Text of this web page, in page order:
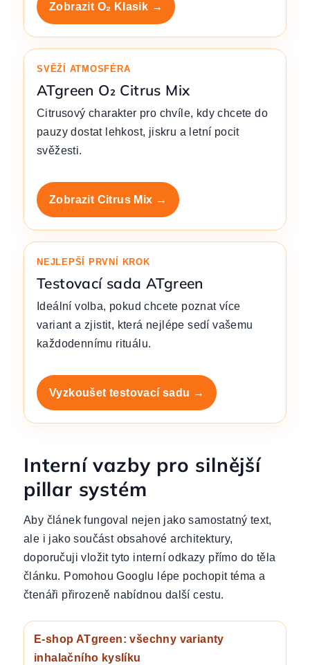
Zobrazit O₂ Klasik →
SVĚŽÍ ATMOSFÉRA
ATgreen O₂ Citrus Mix
Citrusový charakter pro chvíle, kdy chcete do
pauzy dostat lehkost, jiskru a letní pocit
svěžesti.
Zobrazit Citrus Mix →
NEJLEPŠÍ PRVNÍ KROK
Testovací sada ATgreen
Ideální volba, pokud chcete poznat více
variant a zjistit, která nejlépe sedí vašemu
každodennímu rituálu.
Vyzkoušet testovací sadu →
Interní vazby pro silnější
pillar systém
Aby článek fungoval nejen jako samostatný text,
ale i jako součást obsahové architektury,
doporučuji vložit tyto interní odkazy přímo do těla
článku. Pomohou Googlu lépe pochopit téma a
čtenáři přirozeně nabídnou další cestu.
E-shop ATgreen: všechny varianty
inhalačního kyslíku